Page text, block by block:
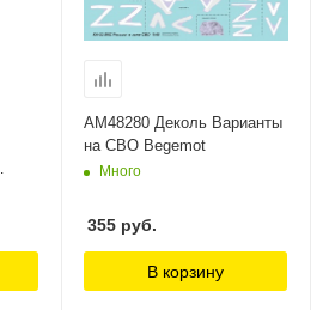
AM48280 Деколь Варианты
на СВО Begemot
Много
355 руб.
В корзину